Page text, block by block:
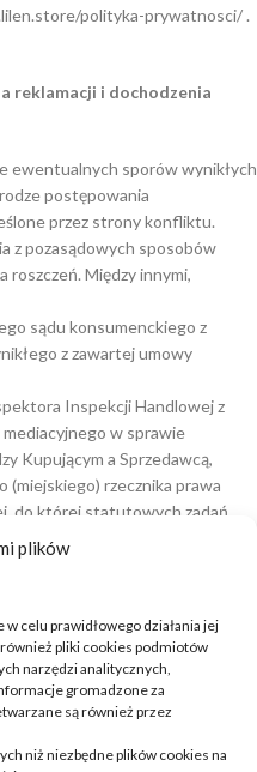
plików
celu prawidłowego działania jej
pliki cookies podmiotów
narzędzi analitycznych,
gromadzone za
są również przez
niż niezbędne plików cookies na
polityka-prywatnosci/ .
reklamacji i dochodzenia
ewentualnych sporów wynikłych
postępowania
przez strony konfliktu.
z pozasądowych sposobów
roszczeń. Między innymi,
sądu konsumenckiego z
z zawartej umowy
Inspekcji Handlowej z
w sprawie
Kupującym a Sprzedawcą,
rzecznika prawa
do której statutowych zadań
pozasądowych sposobów
roszczeń, Konsument może
polubowne.uokik.gov.pl
platformy ODR, która dostępna
odr. Platforma służy
i przedsiębiorcami
sporu dotyczącego
internetowej umowy sprzedaży